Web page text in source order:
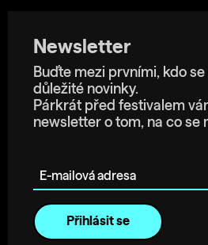
Newsletter
Buďte mezi prvními, kdo
důležité novinky.
Párkrát před festivalem
newsletter o tom, na co se